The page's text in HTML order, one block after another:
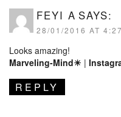
FEYI A SAYS:
28/01/2016 AT
Looks amazing!
Marveling-Mind☀ |
REPLY